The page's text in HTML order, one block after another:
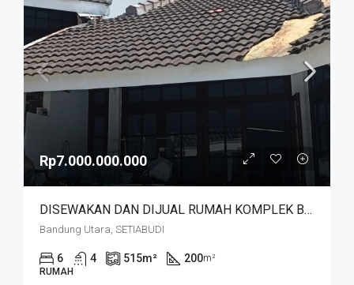
Rp7.000.000.000
DISEWAKAN DAN DIJUAL RUMAH KOMPLEK BUDISARI HEGARMANAH SETIABUDI DKT SECAPA AD DAN YOGYA SUPERMARKET BANDUNG KOTA
Bandung Utara, SETIABUDI
6 4 515m² 200m²
RUMAH